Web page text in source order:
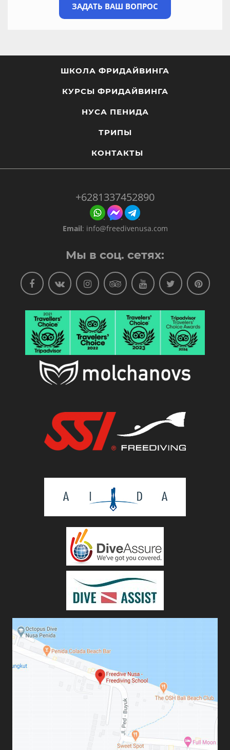
ЗАДАТЬ ВАШ ВОПРОС
ШКОЛА ФРИДАЙВИНГА
КУРСЫ ФРИДАЙВИНГА
НУСА ПЕНИДА
ТРИПЫ
КОНТАКТЫ
+6281337452890
Email: info@freedivenusa.com
Мы в соц. сетях: